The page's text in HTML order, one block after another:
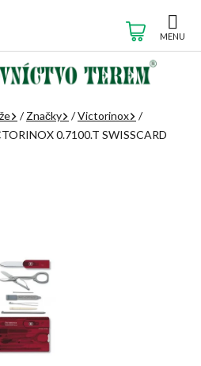
KOŠÍK
/ Značky /Victorinox
/
0.7100.T SWISSCARD